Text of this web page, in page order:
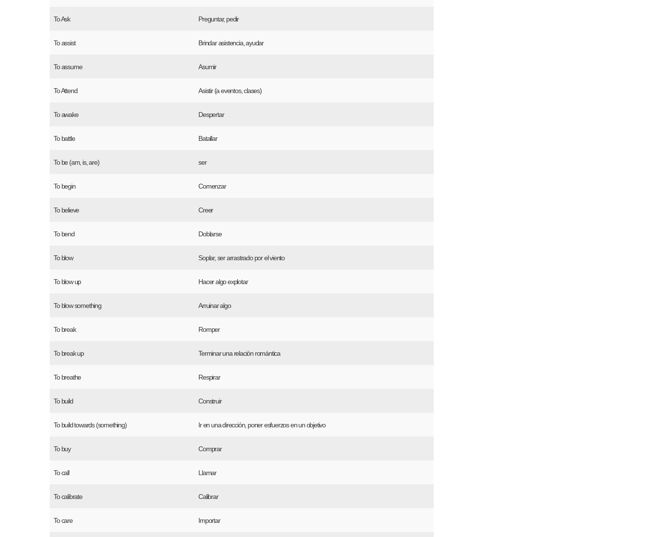
To Ask Preguntar, pedir
To assist Brindar asistencia, ayudar
To assume Asumir
To Attend Asistir (a eventos, clases)
To awake Despertar
To battle Batallar
To be (am, is, are) ser
To begin Comenzar
To believe Creer
To bend Doblarse
To blow Soplar, ser arrastrado por el viento
To blow up Hacer algo explotar
To blow something Arruinar algo
To break Romper
To break up Terminar una relación romántica
To breathe Respirar
To build Construir
To build towards (something) Ir en una dirección, poner esfuerzos en un objetivo
To buy Comprar
To call Llamar
To calibrate Calibrar
To care Importar